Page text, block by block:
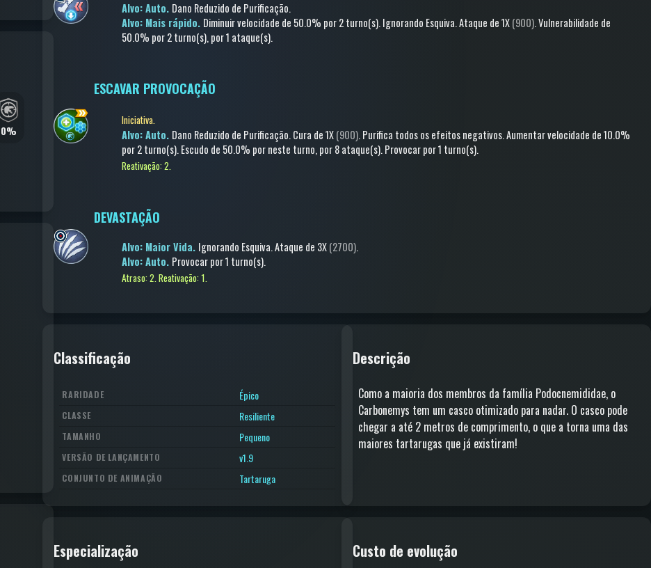
0%
Alvo: Auto. Dano Reduzido de Purificação.
Alvo: Mais rápido. Diminuir velocidade de 50.0% por 2 turno(s).Ignorando Esquiva.Ataque de 1X(900).Vulnerabilidade de
50.0% por 2 turno(s), por 1 ataque(s).
ESCAVAR PROVOCAÇÃO
Iniciativa.
Alvo: Auto. Dano Reduzido de Purificação.Cura de 1X(900).Purifica todos os efeitos negativos.Aumentar velocidade de 10.0%
por 2 turno(s).Escudo de 50.0% por neste turno, por 8 ataque(s).Provocarpor 1 turno(s).
Reativação: 2.
DEVASTAÇÃO
Alvo: Maior Vida. Ignorando Esquiva.Ataque de 3X(2700).
Alvo: Auto. Provocarpor 1 turno(s).
Atraso: 2.Reativação: 1.
Classificação
RARIDADE Épico
CLASSE Resiliente
TAMANHO Pequeno
VERSÃO DE LANÇAMENTO v1.9
CONJUNTO DE ANIMAÇÃO Tartaruga
Descrição
Como a maioria dos membros da família Podocnemididae, o
Carbonemys tem um casco otimizado para nadar. O casco pode
chegar a até 2 metros de comprimento, o que a torna uma das
maiores tartarugas que já existiram!
Especialização Custo de evolução